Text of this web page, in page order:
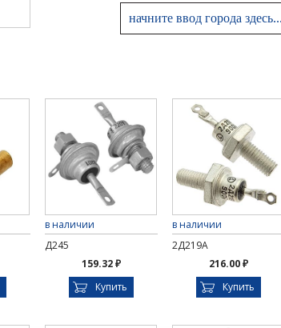
в наличии
Д245
159.32 ₽
Купить
в наличии
2Д219А
216.00 ₽
Купить